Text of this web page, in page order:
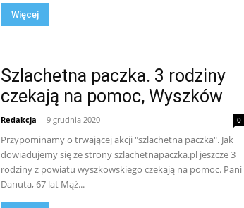
Więcej
Szlachetna paczka. 3 rodziny
czekają na pomoc, Wyszków
Redakcja - 9 grudnia 2020 0
Przypominamy o trwającej akcji "szlachetna paczka". Jak
dowiadujemy się ze strony szlachetnapaczka.pl jeszcze 3
rodziny z powiatu wyszkowskiego czekają na pomoc. Pani
Danuta, 67 lat Mąż...